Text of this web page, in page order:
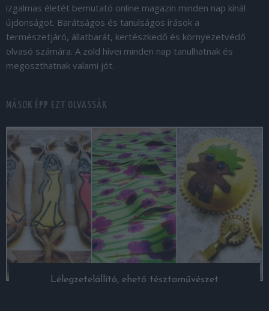
izgalmas életét bemutató online magazin minden nap kínál
újdonságot. Barátságos és tanulságos írások a
természetjáró, állatbarát, kertészkedő és környezetvédő
olvasó számára. A zöld hívei minden nap tanulhatnak és
megoszthatnak valami jót.
MÁSOK ÉPP EZT OLVASSÁK
Lélegzetelállító, ehető tésztaművészet